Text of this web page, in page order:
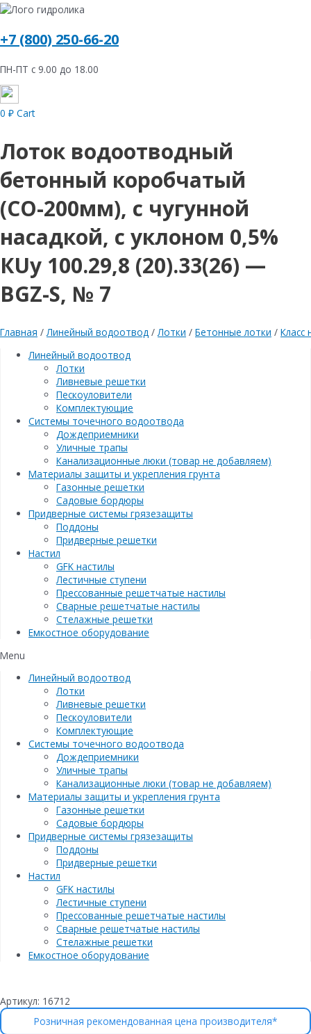
+7 (800) 250-66-20
ПН-ПТ с 9.00 до 18.00
0 ₽ Cart
Лоток водоотводный
бетонный коробчатый
(СО-200мм), с чугунной
насадкой, с уклоном 0,5%
КUу 100.29,8 (20).33(26) —
BGZ-S, № 7
Главная /Линейный водоотвод /Лотки / Бетонные лотки / Класс
Линейный водоотвод
Лотки
Ливневые решетки
Пескоуловители
Комплектующие
Системы точечного водоотвода
Дождеприемники
Уличные трапы
Канализационные люки (товар не добавляем)
Материалы защиты и укрепления грунта
Газонные решетки
Садовые бордюры
Придверные системы грязезащиты
Поддоны
Придверные решетки
Настил
GFK настилы
Лестичные ступени
Прессованные решетчатые настилы
Сварные решетчатые настилы
Стелажные решетки
Емкостное оборудование
Menu
Линейный водоотвод
Лотки
Ливневые решетки
Пескоуловители
Комплектующие
Системы точечного водоотвода
Дождеприемники
Уличные трапы
Канализационные люки (товар не добавляем)
Материалы защиты и укрепления грунта
Газонные решетки
Садовые бордюры
Придверные системы грязезащиты
Поддоны
Придверные решетки
Настил
GFK настилы
Лестичные ступени
Прессованные решетчатые настилы
Сварные решетчатые настилы
Стелажные решетки
Емкостное оборудование
Артикул: 16712
Розничная рекомендованная цена производителя*